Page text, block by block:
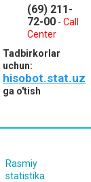
(69) 211-
72-00 - Call
Center
Tadbirkorlar
uchun:
hisobot.stat.uz
ga o'tish
Rasmiy
statistika